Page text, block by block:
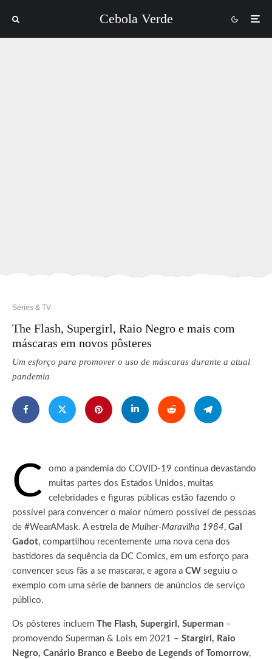
Cebola Verde
Séries & TV
The Flash, Supergirl, Raio Negro e mais com
máscaras em novos pôsteres
Um esforço para promover o uso de máscaras durante a atual
pandemia
C
omo a pandemia do COVID-19 continua devastando
muitas partes dos Estados Unidos, muitas
celebridades e figuras públicas estão fazendo o
possível para convencer o maior número possível de pessoas
de #WearAMask. A estrela de Mulher-Maravilha 1984, Gal
Gadot, compartilhou recentemente uma nova cena dos
bastidores da sequência da DC Comics, em um esforço para
convencer seus fãs a se mascarar, e agora a CW seguiu o
exemplo com uma série de banners de anúncios de serviço
público.
Os pôsteres incluem The Flash, Supergirl, Superman –
promovendo Superman & Lois em 2021 – Stargirl, Raio
Negro, Canário Branco e Beebo de Legends of Tomorrow,